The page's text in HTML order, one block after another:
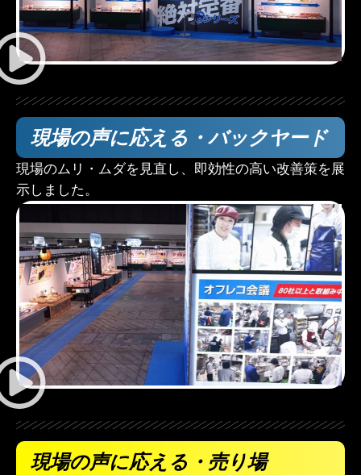
現場の声に応える・バックヤード
現場のムリ・ムダを見直し、即効性の高い改善策を展
示しました。
現場の声に応える・売り場